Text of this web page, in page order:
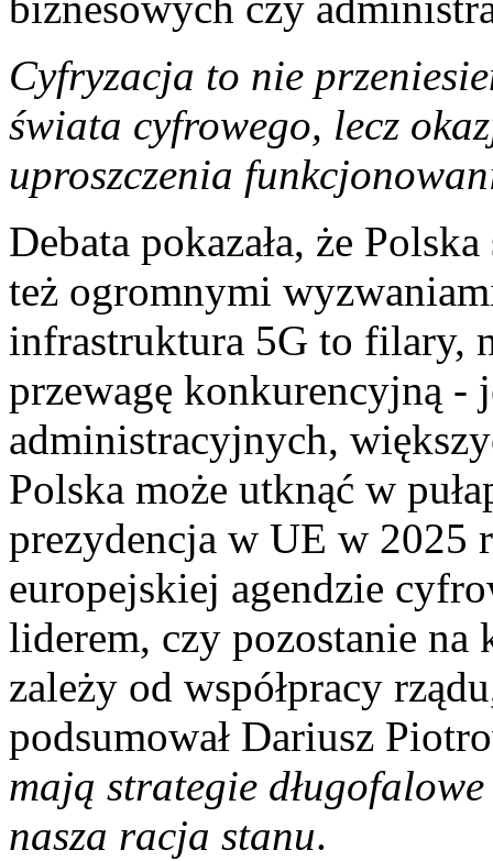
Cyfryzacja to nie
świata cyfrowego, lecz
uproszczenia
Debata pokazała, że
też ogromnymi
infrastruktura 5G to filary,
przewagę konkurencyjną -
administracyjnych,
Polska może utknąć w
prezydencja w UE w 2025
europejskiej agendzie
liderem, czy pozostanie na
zależy od współpracy
podsumował Dariusz
mają strategie
nasza racja stanu.